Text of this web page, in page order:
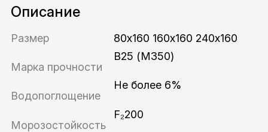
Описание
Размер 80x160 160x160 240x160
Марка прочности
В25 (М350)
Водопоглощение
Не более 6%
Морозостойкость
F₂200